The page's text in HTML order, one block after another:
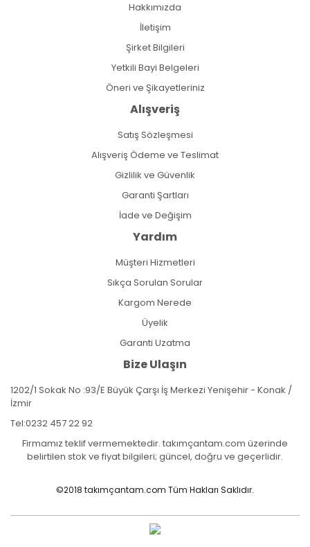
Hakkımızda
İletişim
Şirket Bilgileri
Yetkili Bayi Belgeleri
Öneri ve Şikayetleriniz
Alışveriş
Satış Sözleşmesi
Alışveriş Ödeme ve Teslimat
Gizlilik ve Güvenlik
Garanti Şartları
İade ve Değişim
Yardım
Müşteri Hizmetleri
Sıkça Sorulan Sorular
Kargom Nerede
Üyelik
Garanti Uzatma
Bize Ulaşın
1202/1 Sokak No :93/E Büyük Çarşı İş Merkezi Yenişehir - Konak /
İzmir
Tel:0232 457 22 92
Firmamız teklif vermemektedir. takımçantam.com üzerinde
belirtilen stok ve fiyat bilgileri; güncel, doğru ve geçerlidir.
©2018 takımçantam.com Tüm Hakları Saklıdır.